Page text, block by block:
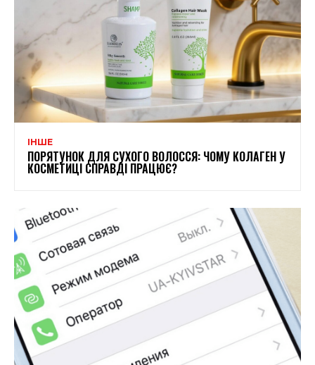
ІНШЕ
ПОРЯТУНОК ДЛЯ СУХОГО ВОЛОССЯ: ЧОМУ КОЛАГЕН У
КОСМЕТИЦІ СПРАВДІ ПРАЦЮЄ?